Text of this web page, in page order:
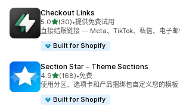
Checkout Links
5.0星（满分 5 星）
(30)
总共 30 条评论
•提供免费试用
直接结账链接 — Meta、TikTok、私信、电子
Built for Shopify
Section Star ‑ Theme Sections
4.9星（满分 5 星）
(168)
总共 168 条评论
•免费
使用分区、选项卡和产品捆绑包自定义您的模板
Built for Shopify